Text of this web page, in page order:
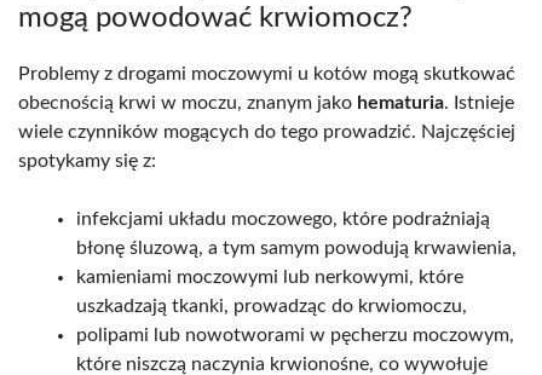
mogą powodować krwiomocz?
Problemy z drogami moczowymi u kotów mogą skutkować
obecnością krwi w moczu, znanym jako hematuria. Istnieje
wiele czynników mogących do tego prowadzić. Najczęściej
spotykamy się z:
infekcjami układu moczowego, które podrażniają
błonę śluzową, a tym samym powodują krwawienia,
kamieniami moczowymi lub nerkowymi, które
uszkadzają tkanki, prowadząc do krwiomoczu,
polipami lub nowotworami w pęcherzu moczowym,
które niszczą naczynia krwionośne, co wywołuje